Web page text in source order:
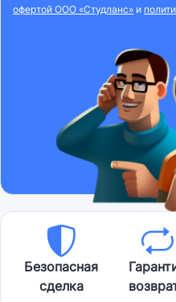
офертой ООО «Студланс» и
Безопасная
сделка